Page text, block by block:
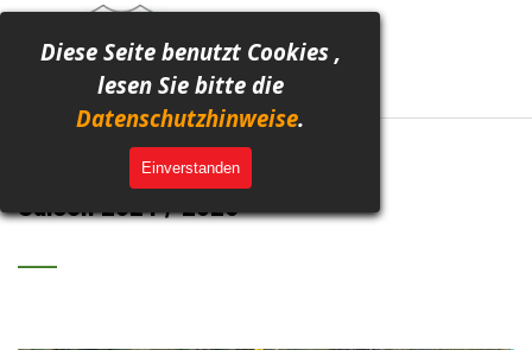
Diese Seite benutzt Cookies ,
lesen Sie bitte die
Datenschutzhinweise.
Einverstanden
Direkt zum Seiteninhalt
Menü überspringen
Alles Rund um die Kreisliga A2
Saison 2024 / 2025